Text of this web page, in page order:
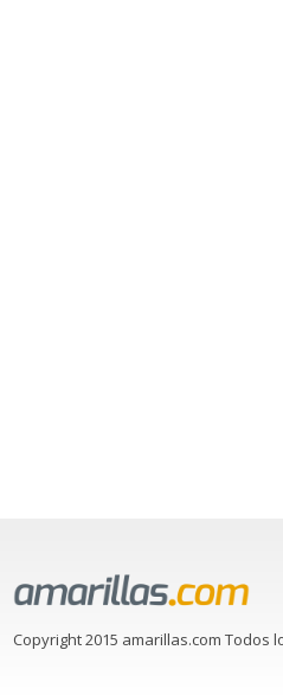
Copyright 2015 amarillas.com Todos